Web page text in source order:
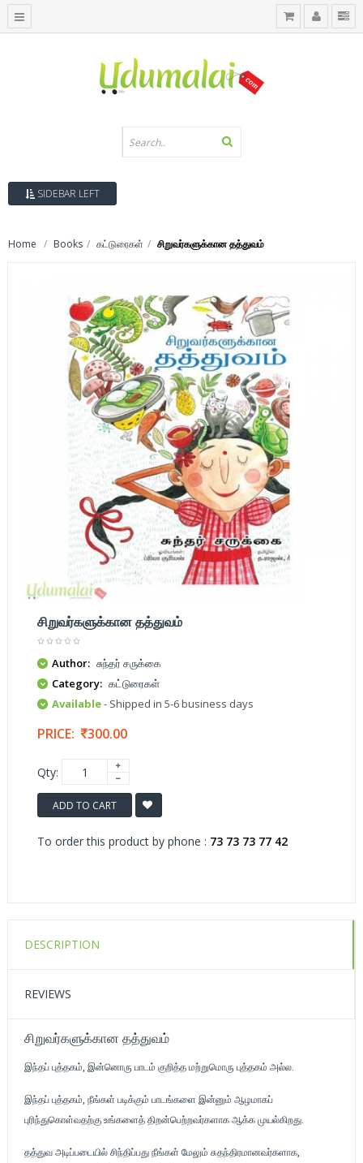
SIDEBAR LEFT
Home Books கட்டுரைகள் சிறுவர்களுக்கான தத்துவம்
சிறுவர்களுக்கான தத்துவம்
Author: சுந்தர் சருக்கை
Category: கட்டுரைகள்
Available- Shipped in 5-6 business days
PRICE: 300.00
Qty:
ADD TO CART
To order this product by phone : 73 73 73 77 42
DESCRIPTION
REVIEWS
சிறுவர்களுக்கான தத்துவம்
இந்தப் புத்தகம், இன்னொரு பாடம் குறித்த மற்றுமொரு புத்தகம் அல்ல.
இந்தப் புத்தகம், நீங்கள் படிக்கும் பாடங்களை இன்னும் ஆழமாகப்
புரிந்துகொள்வதற்கு உங்களைத் திறன்பெற்றவர்களாக ஆக்க முயல்கிறது.
தத்துவ அடிப்படையில் சிந்திப்பது நீங்கள் மேலும் சுதந்திரமானவர்களாக,